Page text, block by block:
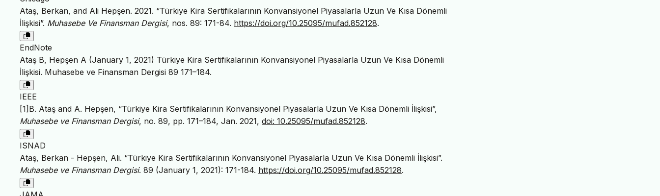
Ataş, Berkan, and Ali Hepşen. 2021. “Türkiye Kira Sertifikalarının Konvansiyonel Piyasalarla Uzun Ve Kısa Dönemli
İlişkisi”. Muhasebe Ve Finansman Dergisi, nos. 89: 171-84. https://doi.org/10.25095/mufad.852128.
EndNote
Ataş B, Hepşen A (January 1, 2021) Türkiye Kira Sertifikalarının Konvansiyonel Piyasalarla Uzun Ve Kısa Dönemli
İlişkisi. Muhasebe ve Finansman Dergisi 89 171–184.
IEEE
[1]B. Ataş and A. Hepşen, “Türkiye Kira Sertifikalarının Konvansiyonel Piyasalarla Uzun Ve Kısa Dönemli İlişkisi”,
Muhasebe ve Finansman Dergisi, no. 89, pp. 171–184, Jan. 2021, doi: 10.25095/mufad.852128.
ISNAD
Ataş, Berkan - Hepşen, Ali. “Türkiye Kira Sertifikalarının Konvansiyonel Piyasalarla Uzun Ve Kısa Dönemli İlişkisi”.
Muhasebe ve Finansman Dergisi. 89 (January 1, 2021): 171-184. https://doi.org/10.25095/mufad.852128.